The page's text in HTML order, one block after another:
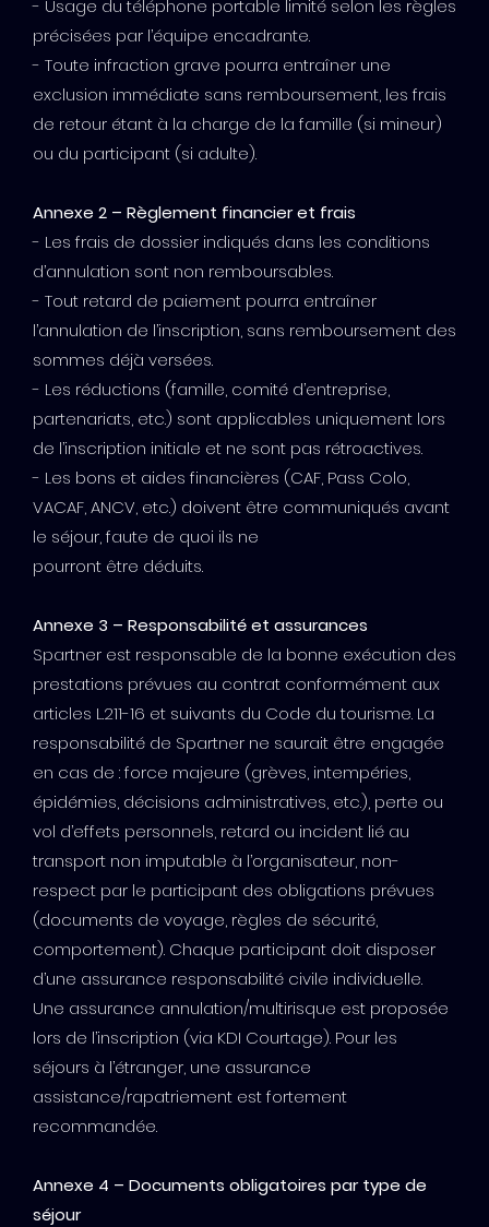
- Usage du téléphone portable limité selon les règles
précisées par l’équipe encadrante.
- Toute infraction grave pourra entraîner une
exclusion immédiate sans remboursement, les frais
de retour étant à la charge de la famille (si mineur)
ou du participant (si adulte).
Annexe 2 – Règlement financier et frais
- Les frais de dossier indiqués dans les conditions
d’annulation sont non remboursables.
- Tout retard de paiement pourra entraîner
l’annulation de l’inscription, sans remboursement des
sommes déjà versées.
- Les réductions (famille, comité d’entreprise,
partenariats, etc.) sont applicables uniquement lors
de l’inscription initiale et ne sont pas rétroactives.
- Les bons et aides financières (CAF, Pass Colo,
VACAF, ANCV, etc.) doivent être communiqués avant
le séjour, faute de quoi ils ne
pourront être déduits.
Annexe 3 – Responsabilité et assurances
Spartner est responsable de la bonne exécution des
prestations prévues au contrat conformément aux
articles L.211-16 et suivants du Code du tourisme. La
responsabilité de Spartner ne saurait être engagée
en cas de : force majeure (grèves, intempéries,
épidémies, décisions administratives, etc.), perte ou
vol d’effets personnels, retard ou incident lié au
transport non imputable à l’organisateur, non-
respect par le participant des obligations prévues
(documents de voyage, règles de sécurité,
comportement). Chaque participant doit disposer
d’une assurance responsabilité civile individuelle.
Une assurance annulation/multirisque est proposée
lors de l’inscription (via KDI Courtage). Pour les
séjours à l’étranger, une assurance
assistance/rapatriement est fortement
recommandée.
Annexe 4 – Documents obligatoires par type de
séjour